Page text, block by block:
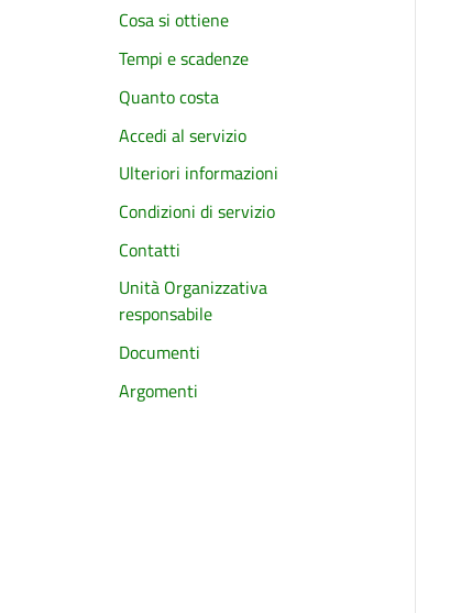
Cosa si ottiene
Tempi e scadenze
Quanto costa
Accedi al servizio
Ulteriori informazioni
Condizioni di servizio
Contatti
Unità Organizzativa
responsabile
Documenti
Argomenti